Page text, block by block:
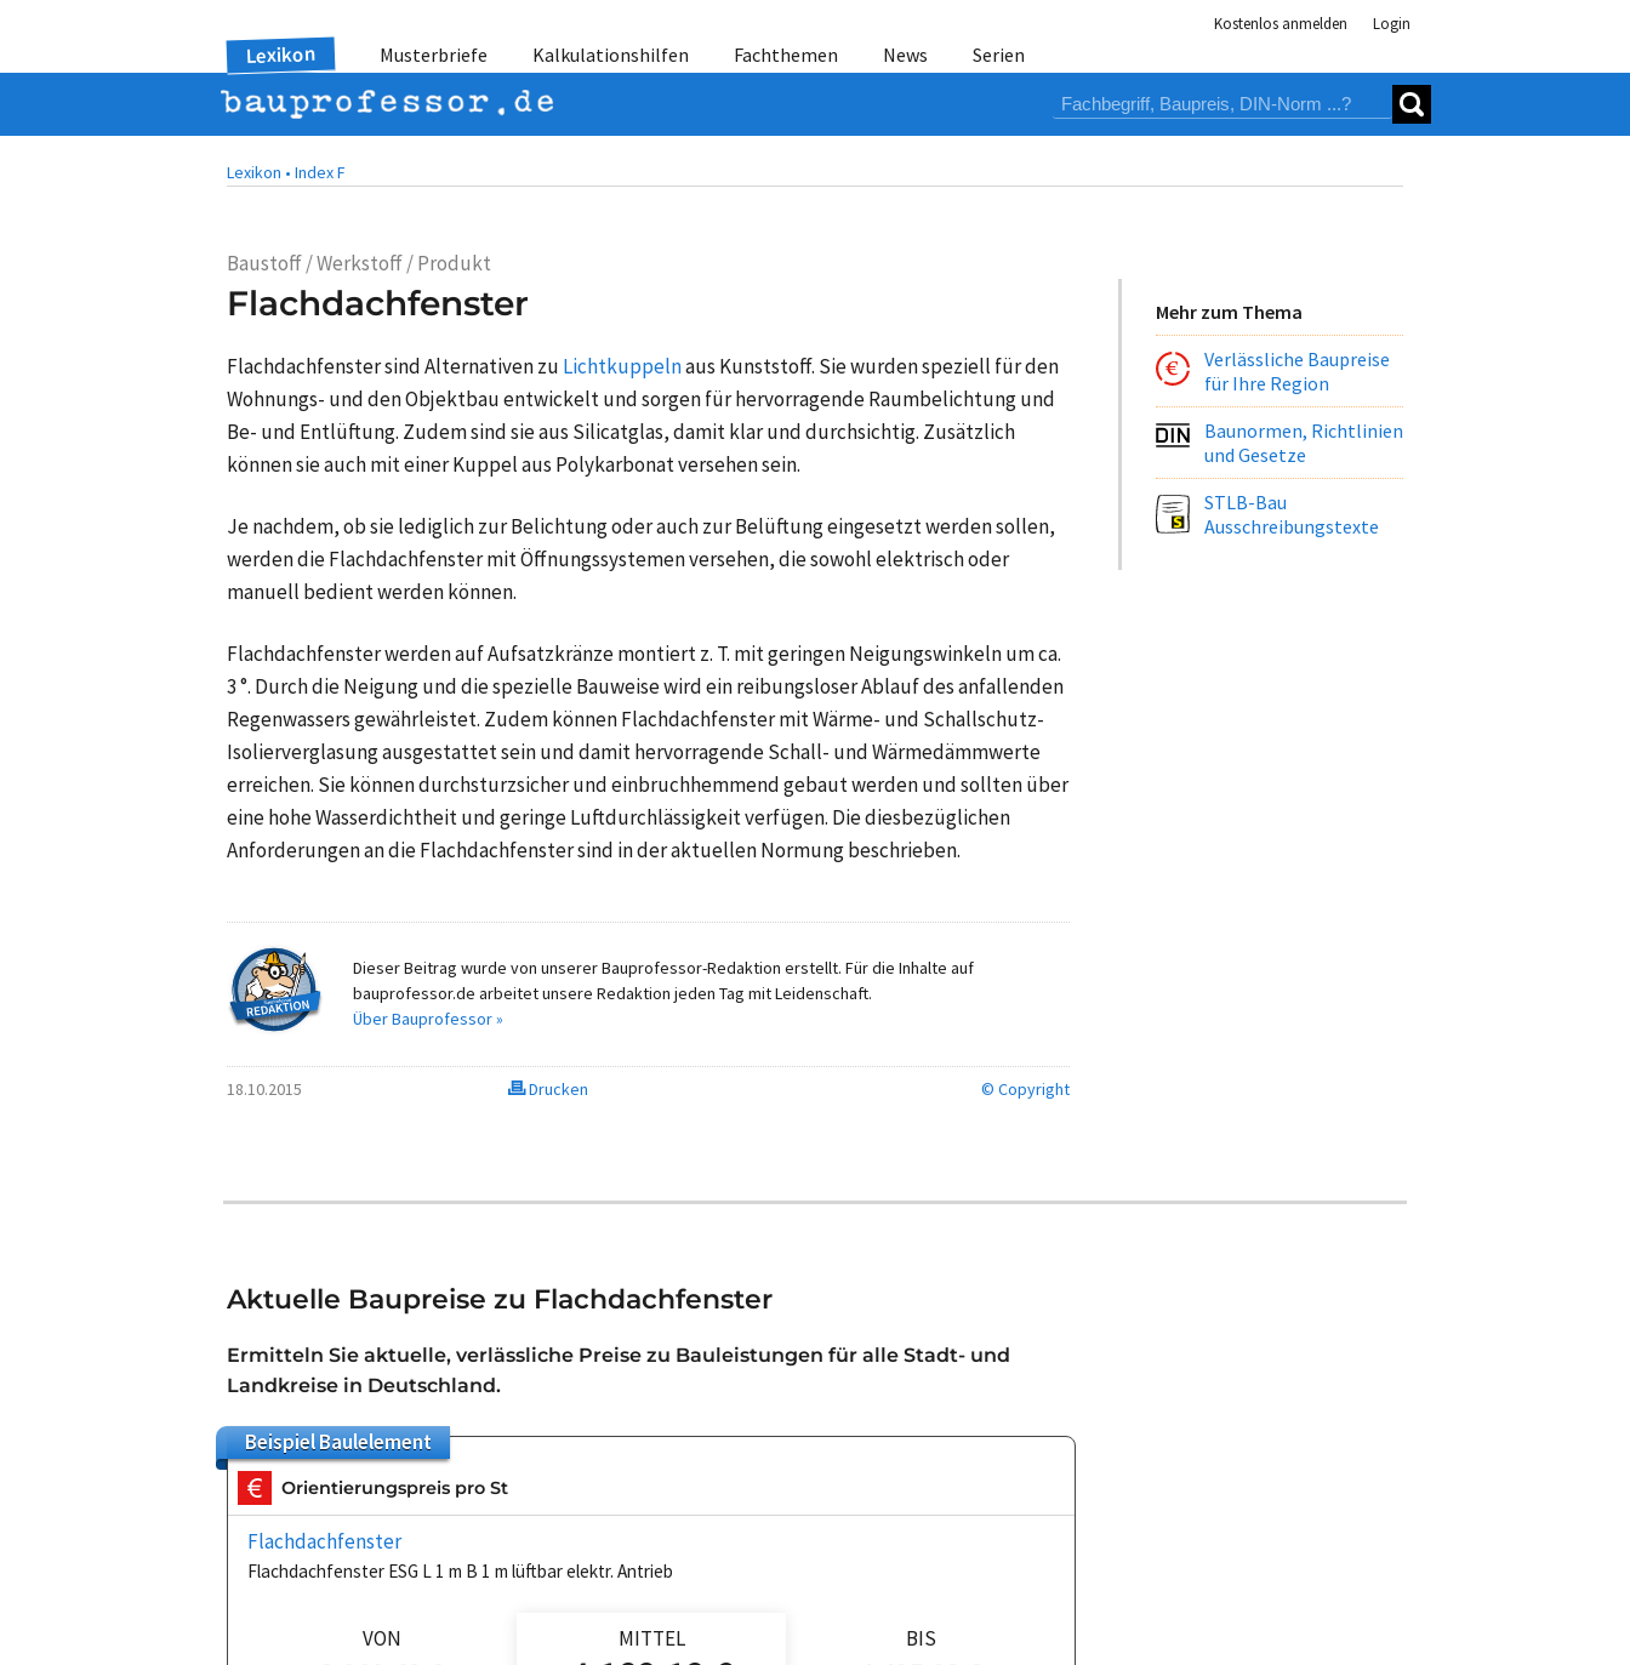
Kostenlos anmelden Login
Lexikon Musterbriefe Kalkulationshilfen Fachthemen News Serien
Lexikon • Index F
Baustoff / Werkstoff / Produkt
Flachdachfenster
Flachdachfenster sind Alternativen zu Lichtkuppelnaus Kunststoff. Sie wurden speziell für den
Wohnungs- und den Objektbau entwickelt und sorgen für hervorragende Raumbelichtung und
Be- und Entlüftung. Zudem sind sie aus Silicatglas, damit klar und durchsichtig. Zusätzlich
können sie auch mit einer Kuppel aus Polykarbonat versehen sein.
Je nachdem, ob sie lediglich zur Belichtung oder auch zur Belüftung eingesetzt werden sollen,
werden die Flachdachfenster mit Öffnungssystemen versehen, die sowohl elektrisch oder
manuell bedient werden können.
Flachdachfenster werden auf Aufsatzkränze montiert z. T. mit geringen Neigungswinkeln um ca.
3 °. Durch die Neigung und die spezielle Bauweise wird ein reibungsloser Ablauf des anfallenden
Regenwassers gewährleistet. Zudem können Flachdachfenster mit Wärme- und Schallschutz-
Isolierverglasung ausgestattet sein und damit hervorragende Schall- und Wärmedämmwerte
erreichen. Sie können durchsturzsicher und einbruchhemmend gebaut werden und sollten über
eine hohe Wasserdichtheit und geringe Luftdurchlässigkeit verfügen. Die diesbezüglichen
Anforderungen an die Flachdachfenster sind in der aktuellen Normung beschrieben.
Dieser Beitrag wurde von unserer Bauprofessor-Redaktion erstellt. Für die Inhalte auf
bauprofessor.de arbeitet unsere Redaktion jeden Tag mit Leidenschaft.
Über Bauprofessor »
18.10.2015 Drucken © Copyright
Mehr zum Thema
Verlässliche Baupreise
für Ihre Region
Baunormen, Richtlinien
und Gesetze
STLB-Bau
Ausschreibungstexte
Aktuelle Baupreise zu Flachdachfenster
Ermitteln Sie aktuelle, verlässliche Preise zu Bauleistungen für alle Stadt- und
Landkreise in Deutschland.
BeispielBaulelement
Orientierungspreis pro St
Flachdachfenster
Flachdachfenster ESG L 1 m B 1 m lüftbar elektr. Antrieb
VON MITTEL BIS